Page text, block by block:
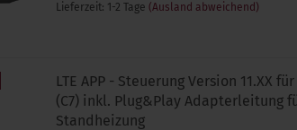
Lieferzeit: 1-2 Tage (Ausland abweichend)
LTE APP - Steuerung Version 11.XX
(C7) inkl. Plug&Play Adapterleitung
Standheizung